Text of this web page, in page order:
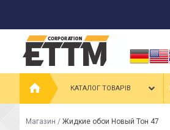
КАТАЛОГ ТОВАРІВ
Магазин / Жидкие обои Новый Тон 47